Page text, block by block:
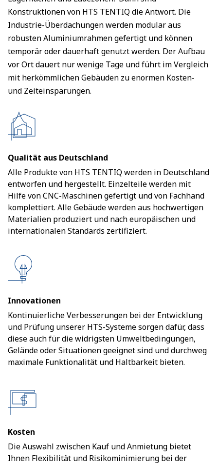
Konstruktionen von HTS TENTIQ die Antwort. Die
Industrie-Überdachungen werden modular aus
robusten Aluminiumrahmen gefertigt und können
temporär oder dauerhaft genutzt werden. Der Aufbau
vor Ort dauert nur wenige Tage und führt im Vergleich
mit herkömmlichen Gebäuden zu enormen Kosten-
und Zeiteinsparungen.
Qualität aus Deutschland
Alle Produkte von HTS TENTIQ werden in Deutschland
entworfen und hergestellt. Einzelteile werden mit
Hilfe von CNC-Maschinen gefertigt und von Fachhand
komplettiert. Alle Gebäude werden aus hochwertigen
Materialien produziert und nach europäischen und
internationalen Standards zertifiziert.
Innovationen
Kontinuierliche Verbesserungen bei der Entwicklung
und Prüfung unserer HTS-Systeme sorgen dafür, dass
diese auch für die widrigsten Umweltbedingungen,
Gelände oder Situationen geeignet sind und durchweg
maximale Funktionalität und Haltbarkeit bieten.
Kosten
Die Auswahl zwischen Kauf und Anmietung bietet
Ihnen Flexibilität und Risikominimierung bei der